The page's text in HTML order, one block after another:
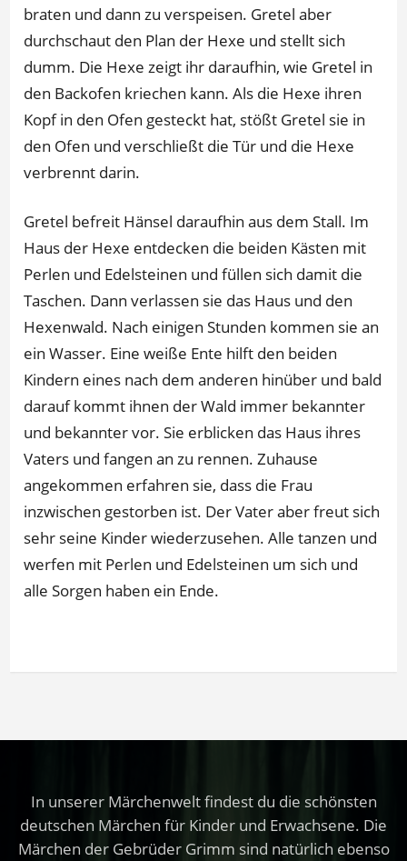
braten und dann zu verspeisen. Gretel aber
durchschaut den Plan der Hexe und stellt sich
dumm. Die Hexe zeigt ihr daraufhin, wie Gretel in
den Backofen kriechen kann. Als die Hexe ihren
Kopf in den Ofen gesteckt hat, stößt Gretel sie in
den Ofen und verschließt die Tür und die Hexe
verbrennt darin.
Gretel befreit Hänsel daraufhin aus dem Stall. Im
Haus der Hexe entdecken die beiden Kästen mit
Perlen und Edelsteinen und füllen sich damit die
Taschen. Dann verlassen sie das Haus und den
Hexenwald. Nach einigen Stunden kommen sie an
ein Wasser. Eine weiße Ente hilft den beiden
Kindern eines nach dem anderen hinüber und bald
darauf kommt ihnen der Wald immer bekannter
und bekannter vor. Sie erblicken das Haus ihres
Vaters und fangen an zu rennen. Zuhause
angekommen erfahren sie, dass die Frau
inzwischen gestorben ist. Der Vater aber freut sich
sehr seine Kinder wiederzusehen. Alle tanzen und
werfen mit Perlen und Edelsteinen um sich und
alle Sorgen haben ein Ende.
In unserer Märchenwelt findest du die schönsten
deutschen Märchen für Kinder und Erwachsene. Die
Märchen der Gebrüder Grimm sind natürlich ebenso